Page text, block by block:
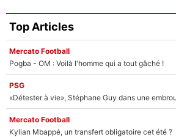
Top Articles
Mercato Football
Pogba - OM : Voilà l'homme qui a tout gâché !
PSG
«Détester à vie», Stéphane Guy dans une
Mercato Football
Kylian Mbappé, un transfert obligatoire cet été ?